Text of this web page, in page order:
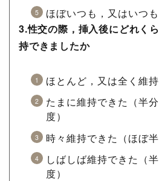
ほぼいつも，又はいつ
3.性交の際，挿入後にどれく
持できましたか
ほとんど，又は全く維
たまに維持できた（半
度）
時々維持できた（ほぼ半
しばしば維持できた（
度）